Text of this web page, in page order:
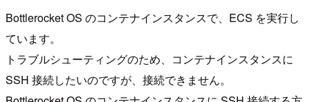
Bottlerocket OS のコンテナインスタンスで、ECS を実行し
ています。
トラブルシューティングのため、コンテナインスタンスに
SSH 接続したいのですが、接続できません。